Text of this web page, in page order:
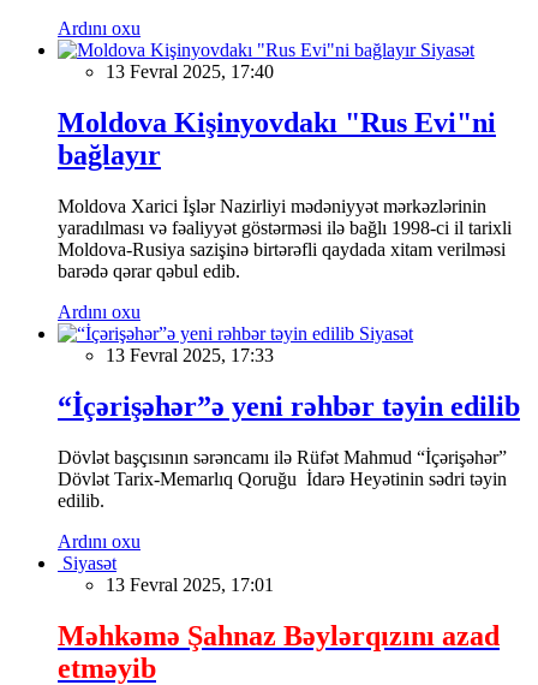
Ardını oxu
Siyasət
13 Fevral 2025, 17:40
Moldova Kişinyovdakı "Rus Evi"ni
bağlayır
Moldova Xarici İşlər Nazirliyi mədəniyyət mərkəzlərinin
yaradılması və fəaliyyət göstərməsi ilə bağlı 1998-ci il tarixli
Moldova-Rusiya sazişinə birtərəfli qaydada xitam verilməsi
barədə qərar qəbul edib.
Ardını oxu
Siyasət
13 Fevral 2025, 17:33
“İçərişəhər”ə yeni rəhbər təyin edilib
Dövlət başçısının sərəncamı ilə Rüfət Mahmud “İçərişəhər”
Dövlət Tarix-Memarlıq Qoruğu İdarə Heyətinin sədri təyin
edilib.
Ardını oxu
Siyasət
13 Fevral 2025, 17:01
Məhkəmə Şahnaz Bəylərqızını azad
etməyib